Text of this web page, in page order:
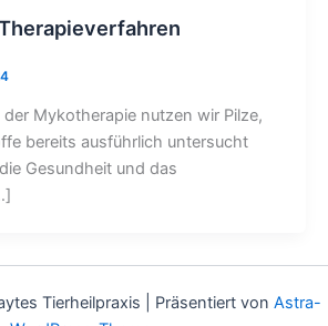
Mykotherapie nutzen wir Pilze,
bereits ausführlich untersucht
Gesundheit und das
Tierheilpraxis | Präsentiert von Astra-